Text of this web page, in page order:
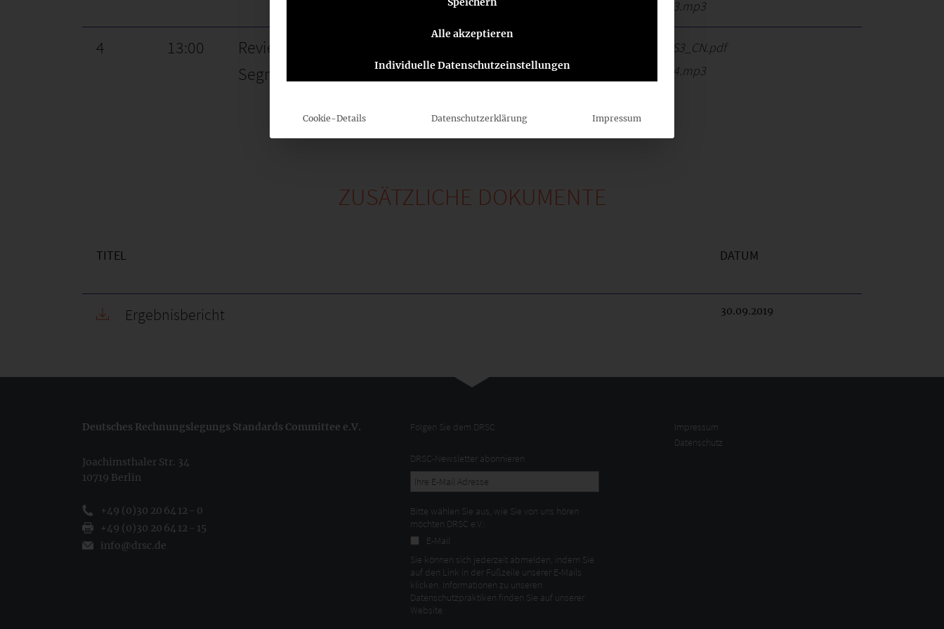
44_HGB-FA_TOP_03.mp3
4 13:00
Review DRS 3
Segmentberichterstattung
44_04_HGB-FA_DRS3_CN.pdf
44_HGB-FA_TOP_04.mp3
ZUSÄTZLICHE DOKUMENTE
TITEL DATUM
Ergebnisbericht 30.09.2019
Deutsches Rechnungslegungs Standards Committee e.V.
Joachimsthaler Str. 34
10719 Berlin
+49 (0)30 20 64 12 - 0
+49 (0)30 20 64 12 - 15
info@drsc.de
Folgen Sie dem DRSC
DRSC-Newsletter abonnieren
Bitte wählen Sie aus, wie Sie von uns hören
möchten DRSC e.V.:
E-Mail
Sie können sich jederzeit abmelden, indem Sie
auf den Link in der Fußzeile unserer E-Mails
klicken. Informationen zu unseren
Datenschutzpraktiken finden Sie auf unserer
Website.
Impressum
Datenschutz
Alle akzeptieren
Individuelle Datenschutzeinstellungen
Cookie-Details Datenschutzerklärung Impressum